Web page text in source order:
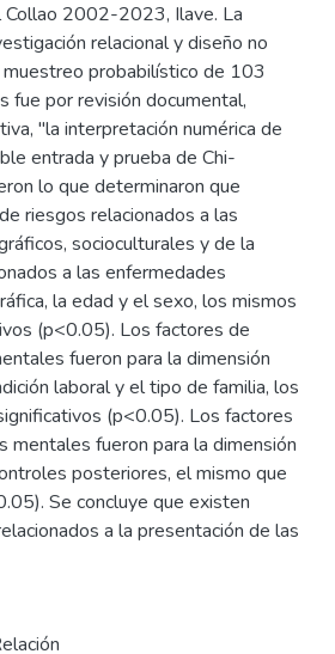
Collao 2002-2023, Ilave. La
relacional y diseño no
probabilístico de 103
fue por revisión documental,
"la interpretación numérica de
entrada y prueba de Chi-
lo que determinaron que
riesgos relacionados a las
socioculturales y de la
a las enfermedades
la edad y el sexo, los mismos
(p<0.05). Los factores de
fueron para la dimensión
laboral y el tipo de familia, los
(p<0.05). Los factores
mentales fueron para la dimensión
posteriores, el mismo que
Se concluye que existen
a la presentación de las